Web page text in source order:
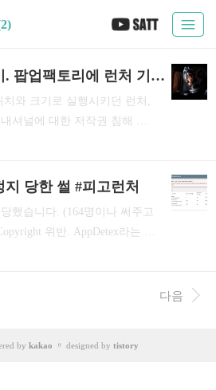
피고런처 살리기 포기. 팝업팩토리에 런처 기능 추가. 굿바이 PGO런처. #SUSPENDED
와 크기로 실행시키던 런처,
셔널에 대한 저작권 침해 신
[구글 플레이스토어 DMCA] 요
구글 플레이에 저작권 위반
을 구글 플레이에서 삭제한다.
엄 저작권법(DMCA) 조항에
문이었다. 즉, 저작권 관련 시
제기하라는 거고. 원 저작권
당한 썰 #피고런처
했습니다. (164명이나 써주고
위반. AppDetex라는 대
대한 문제를 제기한 결과입
GO로 검색하면 흠 그 유명
도록 해볼게요. #PGO런처 #팝
다음
by kakao 〃 designed by tistory